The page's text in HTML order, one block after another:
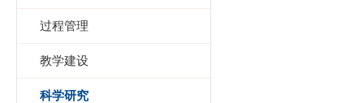
过程管理
教学建设
科学研究